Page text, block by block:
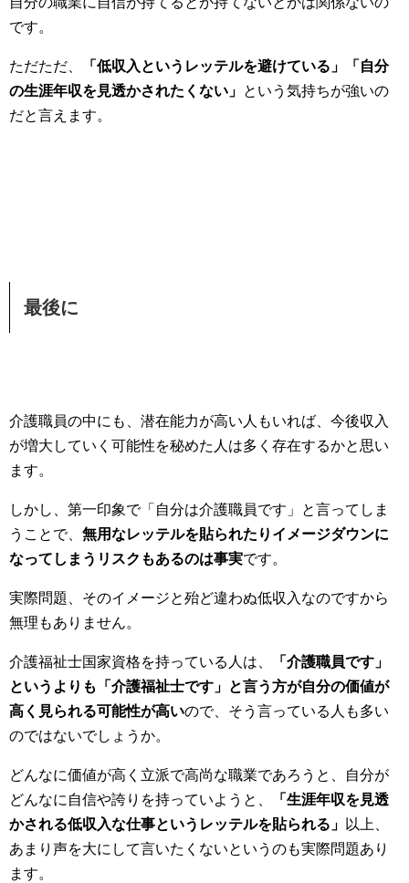
です。
ただただ、
「低収入というレッテルを避けている」「自分
の生涯年収を見透かされたくない」 という気持ちが強いの
だと言えます。
最後に
介護職員の中にも、潜在能力が高い人もいれば、今後収入
が増大していく可能性を秘めた人は多く存在するかと思い
ます。
しかし、第一印象で「自分は介護職員です」と言ってしま
うことで、 無用なレッテルを貼られたりイメージダウンに
なってしまうリスクもあるのは事実です。
実際問題、そのイメージと殆ど違わぬ低収入なのですから
無理もありません。
介護福祉士国家資格を持っている人は、
「介護職員です」
というよりも「介護福祉士です」と言う方が自分の価値が
高く見られる可能性が高いので、そう言っている人も多い
のではないでしょうか。
どんなに価値が高く立派で高尚な職業であろうと、自分が
どんなに自信や誇りを持っていようと、
「生涯年収を見透
かされる低収入な仕事というレッテルを貼られる」
以上、
あまり声を大にして言いたくないというのも実際問題あり
ます。